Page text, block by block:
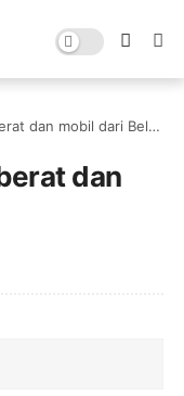
dan mobil dari Belarus
dan